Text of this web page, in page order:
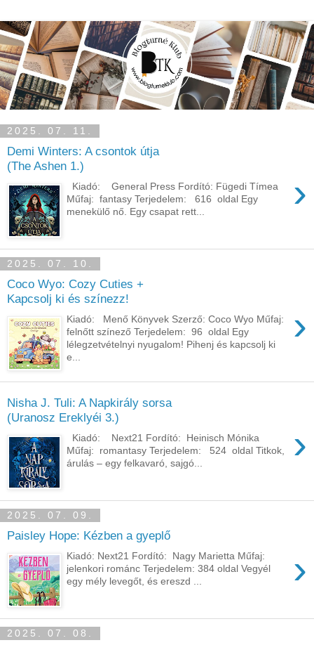
2025. 07. 11.
Demi Winters: A csontok útja
(The Ashen 1.)
›
Kiadó: General Press Fordító: Fügedi Tímea
Műfaj: fantasy Terjedelem: 616 oldal Egy
menekülő nő. Egy csapat rett...
2025. 07. 10.
Coco ​Wyo: Cozy Cuties +
Kapcsolj ki és színezz!
›
Kiadó: Menő Könyvek Szerző: Coco Wyo Műfaj:
felnőtt színező Terjedelem: 96 oldal Egy
lélegzetvételnyi nyugalom! Pihenj és kapcsolj ki
e...
Nisha J. Tuli: A Napkirály sorsa
(Uranosz Ereklyéi 3.)
›
Kiadó: Next21 Fordító: Heinisch Mónika
Műfaj: romantasy Terjedelem: 524 oldal Titkok,
árulás – egy felkavaró, sajgó...
2025. 07. 09.
Paisley Hope: Kézben a gyeplő
›
Kiadó: Next21 Fordító: Nagy Marietta Műfaj:
jelenkori románc Terjedelem: 384 oldal Vegyél
egy mély levegőt, és ereszd ...
2025. 07. 08.